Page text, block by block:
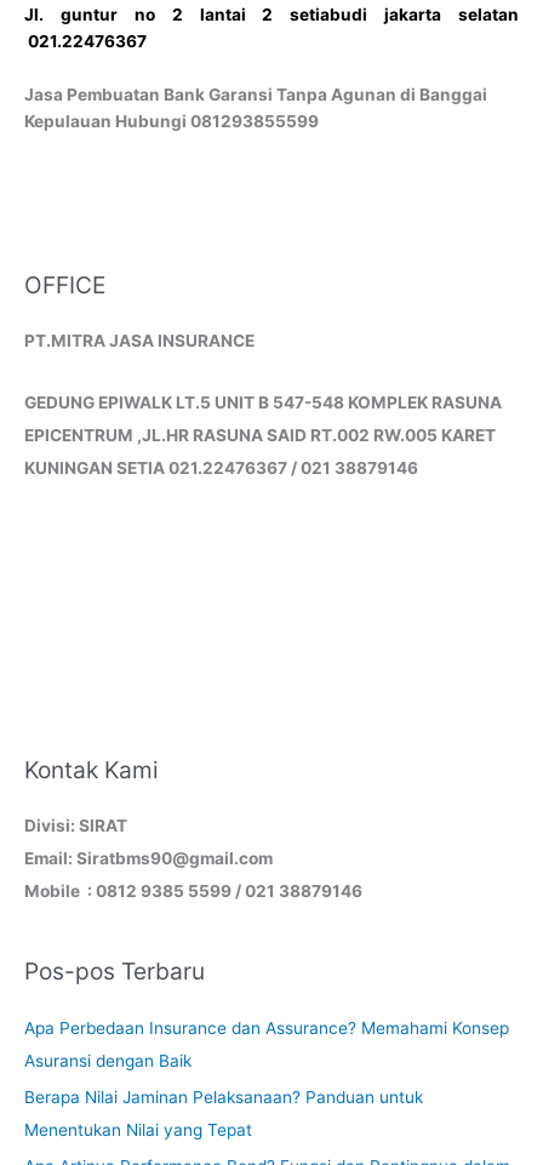
Jl. guntur no 2 lantai 2 setiabudi jakarta selatan
021.22476367
Jasa Pembuatan Bank Garansi Tanpa Agunan di Banggai
Kepulauan Hubungi 081293855599
OFFICE
PT.MITRA JASA INSURANCE
GEDUNG EPIWALK LT.5 UNIT B 547-548 KOMPLEK RASUNA
EPICENTRUM ,JL.HR RASUNA SAID RT.002 RW.005 KARET
KUNINGAN SETIA 021.22476367 / 021 38879146
Kontak Kami
Divisi: SIRAT
Email: Siratbms90@gmail.com
Mobile : 0812 9385 5599 / 021 38879146
Pos-pos Terbaru
Apa Perbedaan Insurance dan Assurance? Memahami Konsep
Asuransi dengan Baik
Berapa Nilai Jaminan Pelaksanaan? Panduan untuk
Menentukan Nilai yang Tepat